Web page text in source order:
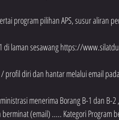
program pilihan APS, susur aliran
di laman sesawang https://
profil diri dan hantar melalui email
menerima Borang B-1 dan B-2 ,
(email) ..... Kategori Program